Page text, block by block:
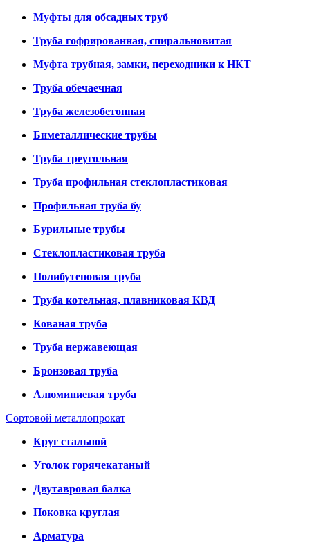
Муфты для обсадных труб
Труба гофрированная, спиральновитая
Муфта трубная, замки, переходники к НКТ
Труба обечаечная
Труба железобетонная
Биметаллические трубы
Труба треугольная
Труба профильная стеклопластиковая
Профильная труба бу
Бурильные трубы
Стеклопластиковая труба
Полибутеновая труба
Труба котельная, плавниковая КВД
Кованая труба
Труба нержавеющая
Бронзовая труба
Алюминиевая труба
Сортовой металлопрокат
Круг стальной
Уголок горячекатаный
Двутавровая балка
Поковка круглая
Арматура